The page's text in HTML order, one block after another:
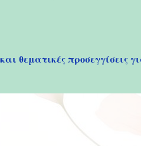
θεματικές προσεγγίσεις